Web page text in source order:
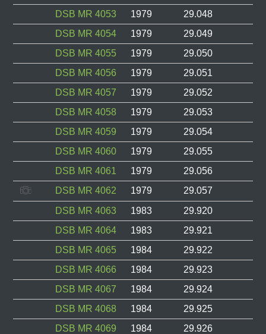
DSB MR 4053
1979
29.048
DSB MR 4054
1979
29.049
DSB MR 4055
1979
29.050
DSB MR 4056
1979
29.051
DSB MR 4057
1979
29.052
DSB MR 4058
1979
29.053
DSB MR 4059
1979
29.054
DSB MR 4060
1979
29.055
DSB MR 4061
1979
29.056
DSB MR 4062
1979
29.057
DSB MR 4063
1983
29.920
DSB MR 4064
1983
29.921
DSB MR 4065
1984
29.922
DSB MR 4066
1984
29.923
DSB MR 4067
1984
29.924
DSB MR 4068
1984
29.925
DSB MR 4069
1984
29.926